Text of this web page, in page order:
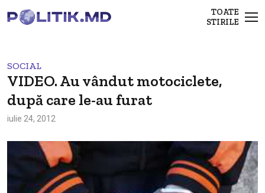
TOATE
STIRILE
SOCIAL
VIDEO. Au vândut motociclete,
după care le-au furat
iulie 24, 2012